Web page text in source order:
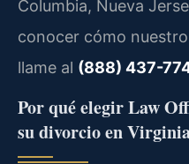
Columbia, Nueva
conocer cómo
llame al (888) 437-
Por qué elegir Law
su divorcio en